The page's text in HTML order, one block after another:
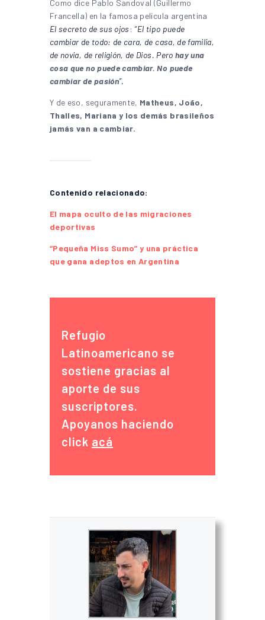
Como dice Pablo Sandoval (Guillermo
Francella) en la famosa película argentina
El secreto de sus ojos:“El tipo puede
cambiar de todo: de cara, de casa, de familia,
de novia, de religión, de Dios. Pero hay una
cosa que no puede cambiar. No puede
cambiar de pasión”.
Y de eso, seguramente, Matheus, João,
Thalles, Mariana y los demás brasileños
jamás van a cambiar.
Contenido relacionado:
El mapa oculto de las migraciones
deportivas
“Pequeña Miss Sumo” y una práctica
que gana adeptos en Argentina
Refugio
Latinoamericano se
sostiene gracias al
aporte de sus
suscriptores.
Apoyanos haciendo
click acá